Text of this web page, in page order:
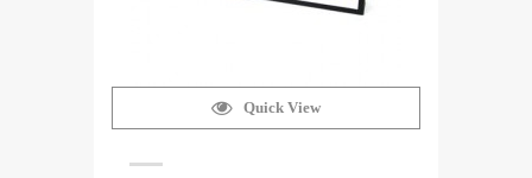
Quick View